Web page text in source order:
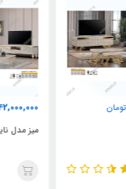
42,000,000 تومان
میز مدل نایس